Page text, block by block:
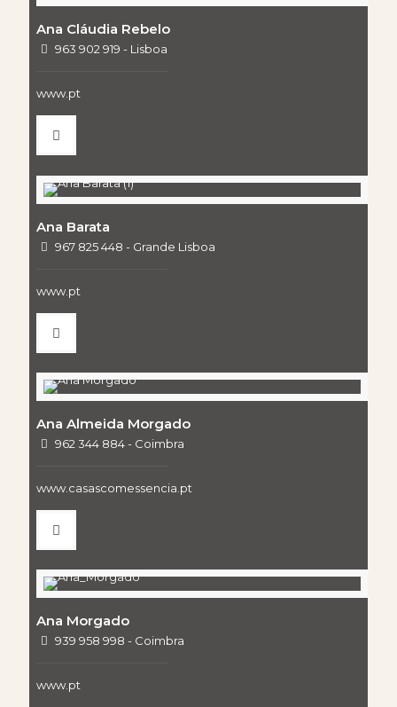
Ana Cláudia Rebelo
963 902 919 - Lisboa
www.pt
Ana Barata
967 825 448 - Grande Lisboa
www.pt
Ana Almeida Morgado
962 344 884 - Coimbra
www.casascomessencia.pt
Ana Morgado
939 958 998 - Coimbra
www.pt